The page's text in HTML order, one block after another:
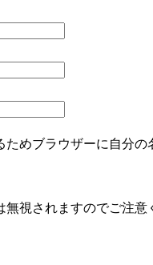
ためブラウザーに自分
視されますのでご注意